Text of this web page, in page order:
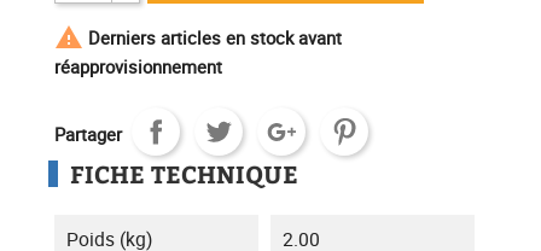
 Derniers articles en stock avant
réapprovisionnement
Partager
FICHE TECHNIQUE
Poids (kg) 2.00